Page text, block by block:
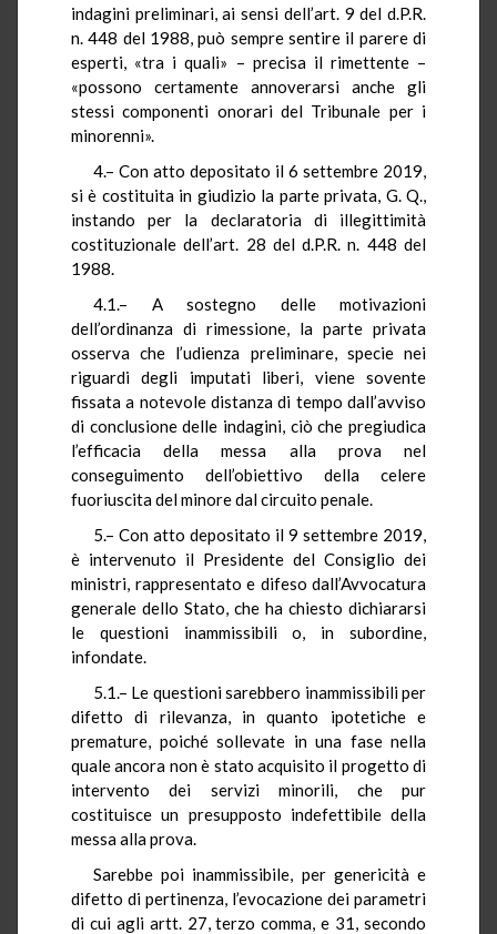
indagini preliminari, ai sensi dell’art. 9 del d.P.R.
n. 448 del 1988, può sempre sentire il parere di
esperti, «tra i quali» – precisa il rimettente –
«possono certamente annoverarsi anche gli
stessi componenti onorari del Tribunale per i
minorenni».
4.– Con atto depositato il 6 settembre 2019,
si è costituita in giudizio la parte privata, G. Q.,
instando per la declaratoria di illegittimità
costituzionale dell’art. 28 del d.P.R. n. 448 del
1988.
4.1.– A sostegno delle motivazioni
dell’ordinanza di rimessione, la parte privata
osserva che l’udienza preliminare, specie nei
riguardi degli imputati liberi, viene sovente
fissata a notevole distanza di tempo dall’avviso
di conclusione delle indagini, ciò che pregiudica
l’efficacia della messa alla prova nel
conseguimento dell’obiettivo della celere
fuoriuscita del minore dal circuito penale.
5.– Con atto depositato il 9 settembre 2019,
è intervenuto il Presidente del Consiglio dei
ministri, rappresentato e difeso dall’Avvocatura
generale dello Stato, che ha chiesto dichiararsi
le questioni inammissibili o, in subordine,
infondate.
5.1.– Le questioni sarebbero inammissibili per
difetto di rilevanza, in quanto ipotetiche e
premature, poiché sollevate in una fase nella
quale ancora non è stato acquisito il progetto di
intervento dei servizi minorili, che pur
costituisce un presupposto indefettibile della
messa alla prova.
Sarebbe poi inammissibile, per genericità e
difetto di pertinenza, l’evocazione dei parametri
di cui agli artt. 27, terzo comma, e 31, secondo